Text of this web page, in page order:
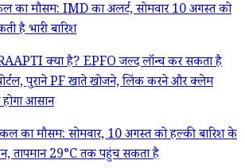
का मौसम: IMD का अलर्ट, सोमवार 10 अगस्त को
है भारी बारिश
क्या है? EPFO जल्द लॉन्च कर सकता है
पुराने PF खाते खोजने, लिंक करने और क्लेम
आसान
का मौसम: सोमवार, 10 अगस्त को हल्की बारिश के
तापमान 29°C तक पहुंच सकता है